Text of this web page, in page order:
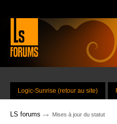
Logic-Sunrise (retour au site)
LS forums → Mises à jour du statut